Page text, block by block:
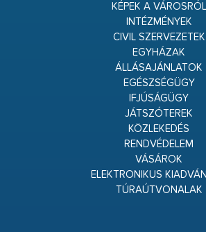
KÉPEK A VÁROSRÓL
INTÉZMÉNYEK
CIVIL SZERVEZETEK
EGYHÁZAK
ÁLLÁSAJÁNLATOK
EGÉSZSÉGÜGY
IFJÚSÁGÜGY
JÁTSZÓTEREK
KÖZLEKEDÉS
RENDVÉDELEM
VÁSÁROK
ELEKTRONIKUS
TÚRAÚTVONALAK